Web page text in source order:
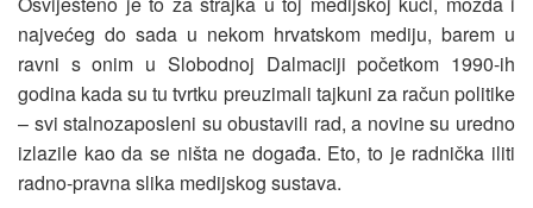
najvećeg do sada u nekom hrvatskom mediju, barem u
ravni s onim u Slobodnoj Dalmaciji početkom 1990-ih
godina kada su tu tvrtku preuzimali tajkuni za račun politike
– svi stalnozaposleni su obustavili rad, a novine su uredno
izlazile kao da se ništa ne događa. Eto, to je radnička iliti
radno-pravna slika medijskog sustava.